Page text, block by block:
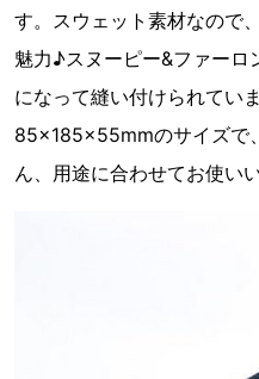
す。スウェット素材なので
魅力♪スヌーピー&ファーロ
になって縫い付けられていま
85×185×55mmのサイズで
ん、用途に合わせてお使い